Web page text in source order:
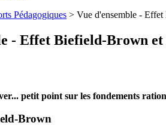
Pédagogiques > Vue d'ensemble -
- Effet Biefield-Brown
petit point sur les fondements
Brown